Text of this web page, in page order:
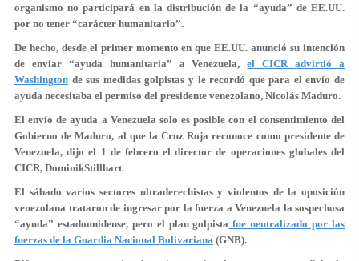
organismo no participará en la distribución de la “ayuda” de EE.UU.
por no tener “carácter humanitario”.
De hecho, desde el primer momento en que EE.UU. anunció su intención
de enviar “ayuda humanitaria” a Venezuela,el CICR advirtió a
Washington de sus medidas golpistas y le recordó que para el envío de
ayuda necesitaba el permiso del presidente venezolano, Nicolás Maduro.
El envío de ayuda a Venezuela solo es posible con el consentimiento del
Gobierno de Maduro, al que la Cruz Roja reconoce como presidente de
Venezuela, dijo el 1 de febrero el director de operaciones globales del
CICR, DominikStillhart.
El sábado varios sectores ultraderechistas y violentos de la oposición
venezolana trataron de ingresar por la fuerza a Venezuela la sospechosa
“ayuda” estadounidense, pero el plan golpista fue neutralizado por las
fuerzas de la Guardia Nacional Bolivariana (GNB).